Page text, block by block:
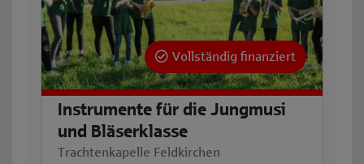
Vollständig finanziert
Instrumente für die Jungmusi
und Bläserklasse
Trachtenkapelle Feldkirchen